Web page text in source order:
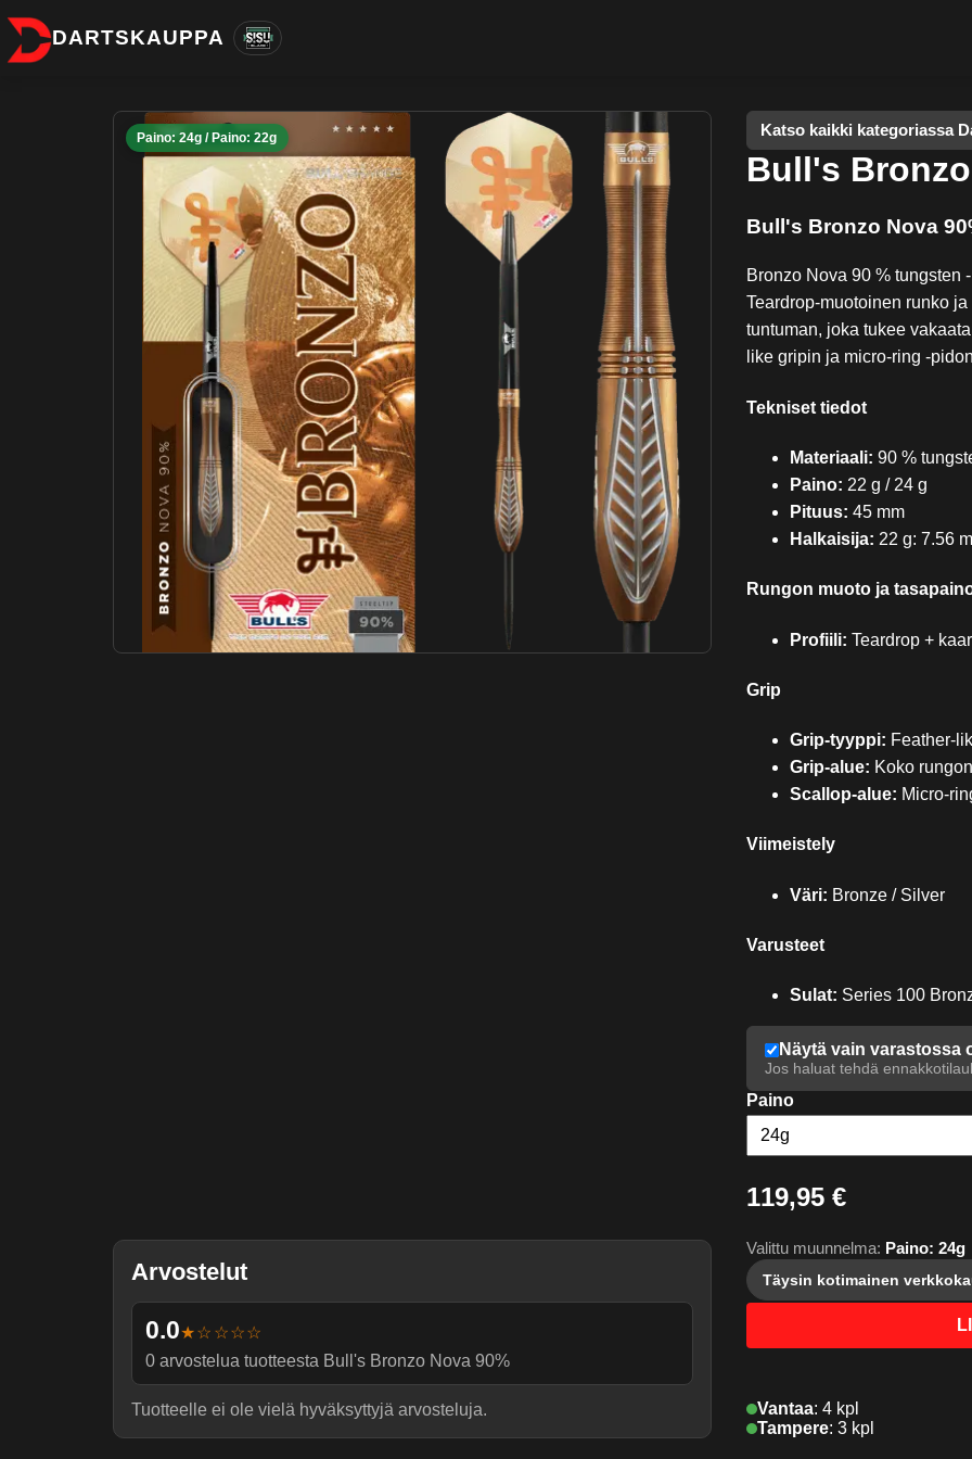
DARTSKAUPPA
Paino: 24g / Paino: 22g
Arvostelut
0.0★☆☆☆☆
0 arvostelua tuotteesta Bull's Bronzo Nova 90%
Tuotteelle ei ole vielä hyväksyttyjä arvosteluja.
Katso kaikki kategoriassa
Bull's
Bull's Bronzo Nova
Bronzo Nova 90 % tungsten
Teardrop-muotoinen runko
tuntuman, joka tukee
like gripin ja micro-ring -
Tekniset tiedot
Materiaali: 90 %
Paino: 22 g / 24 g
Pituus: 45 mm
Halkaisija: 22 g: 7.56
Rungon muoto ja
Profiili: Teardrop +
Grip
Grip-tyyppi: Feather-
Grip-alue: Koko
Scallop-alue: Micro-
Viimeistely
Väri: Bronze / Silver
Varusteet
Sulat: Series 100
Näytä vain varastossa
Jos haluat tehdä
Paino
119,95 €
Valittu muunnelma: Paino: 24g
Täysin kotimainen
Vantaa: 4 kpl
Tampere: 3 kpl